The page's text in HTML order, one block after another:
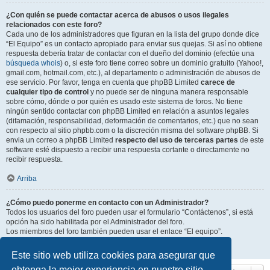
Este sitio web utiliza cookies para asegurar que
¿Con quién se puede contactar acerca de abusos o usos ilegales
relacionados con este foro?
Cada uno de los administradores que figuran en la lista del grupo donde dice
“El Equipo” es un contacto apropiado para enviar sus quejas. Si así no obtiene
respuesta debería tratar de contactar con el dueño del dominio (efectúe una
búsqueda whois) o, si este foro tiene correo sobre un dominio gratuito (Yahoo!,
gmail.com, hotmail.com, etc.), al departamento o administración de abusos de
ese servicio. Por favor, tenga en cuenta que phpBB Limited carece de
cualquier tipo de control y no puede ser de ninguna manera responsable
sobre cómo, dónde o por quién es usado este sistema de foros. No tiene
ningún sentido contactar con phpBB Limited en relación a asuntos legales
(difamación, responsabilidad, deformación de comentarios, etc.) que no sean
con respecto al sitio phpbb.com o la discreción misma del software phpBB. Si
envia un correo a phpBB Limited respecto del uso de terceras partes de este
software esté dispuesto a recibir una respuesta cortante o directamente no
recibir respuesta.
Arriba
¿Cómo puedo ponerme en contacto con un Administrador?
Todos los usuarios del foro pueden usar el formulario “Contáctenos”, si está
opción ha sido habilitada por el Administrador del foro.
Los miembros del foro también pueden usar el enlace “El equipo”.
Arriba